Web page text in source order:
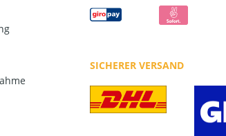
SICHERER VERSAND